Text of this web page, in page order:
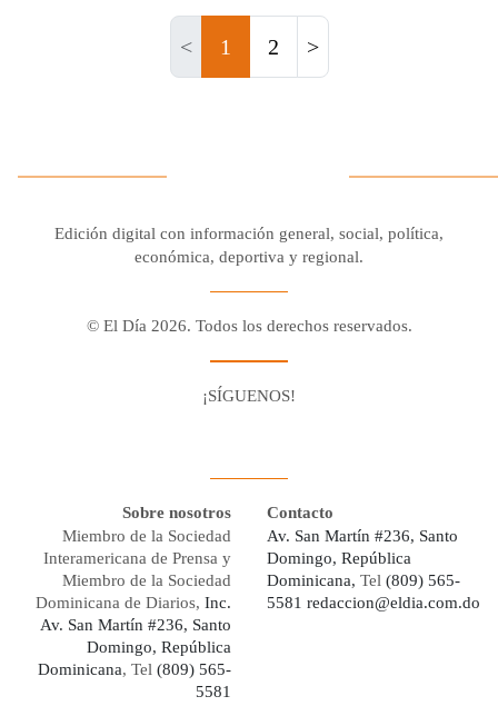
< 1 2 >
Edición digital con información general, social, política,
económica, deportiva y regional.
© El Día 2026. Todos los derechos reservados.
¡SÍGUENOS!
Sobre nosotros
Miembro de la Sociedad
Interamericana de Prensa y
Miembro de la Sociedad
Dominicana de Diarios, Inc.
Av. San Martín #236, Santo
Domingo, República
Dominicana, Tel (809) 565-
5581
Contacto
Av. San Martín #236, Santo
Domingo, República
Dominicana, Tel (809) 565-
5581 redaccion@eldia.com.do